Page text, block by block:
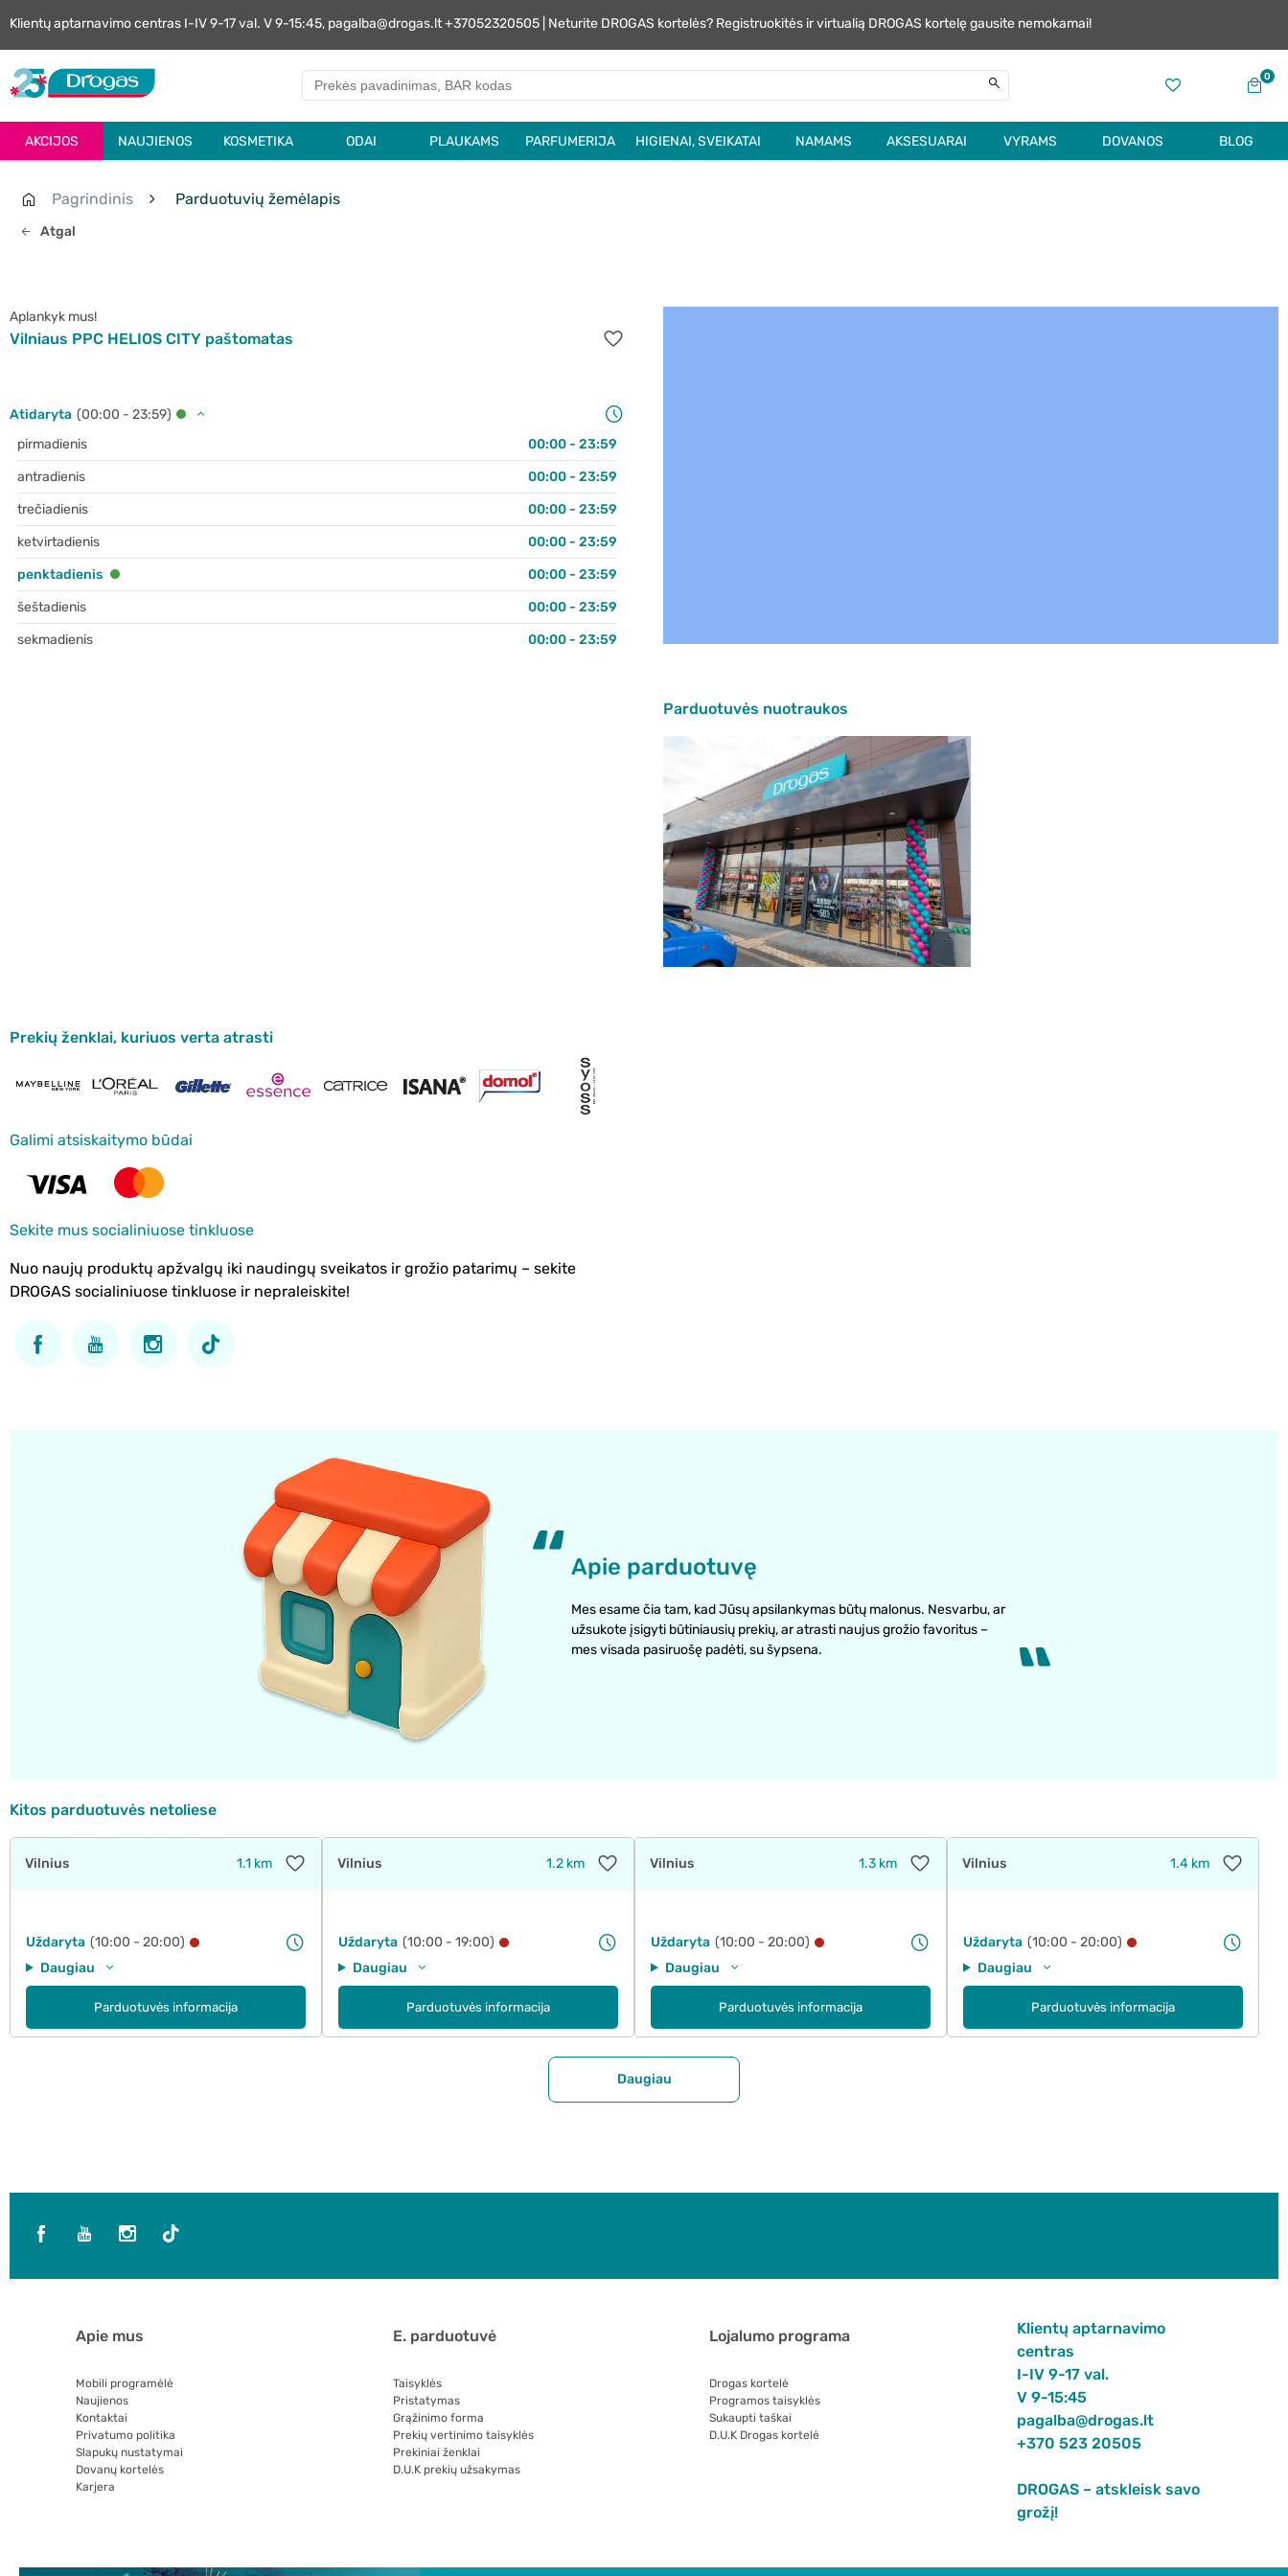
Klientų aptarnavimo centras I-IV 9-17 val. V 9-15:45, pagalba@drogas.lt +37052320505 | Neturite DROGAS kortelės? Registruokitės ir virtualią DROGAS kortelę gausite nemokamai!
0
AKCIJOS NAUJIENOS KOSMETIKA ODAI PLAUKAMS PARFUMERIJA HIGIENAI, SVEIKATAI NAMAMS AKSESUARAI VYRAMS DOVANOS BLOG
Atgal
Pagrindinis Parduotuvių žemėlapis
Aplankyk mus!
Vilniaus PPC HELIOS CITY paštomatas
Atidaryta (00:00 - 23:59)
pirmadienis
00:00 - 23:59
antradienis
00:00 - 23:59
trečiadienis
00:00 - 23:59
ketvirtadienis
00:00 - 23:59
penktadienis
00:00 - 23:59
šeštadienis
00:00 - 23:59
sekmadienis
00:00 - 23:59
Parduotuvės nuotraukos
Prekių ženklai, kuriuos verta atrasti
Galimi atsiskaitymo būdai
Sekite mus socialiniuose tinkluose
Nuo naujų produktų apžvalgų iki naudingų sveikatos ir grožio patarimų – sekite
DROGAS socialiniuose tinkluose ir nepraleiskite!
Apie parduotuvę
Mes esame čia tam, kad Jūsų apsilankymas būtų malonus. Nesvarbu, ar
užsukote įsigyti būtiniausių prekių, ar atrasti naujus grožio favoritus –
mes visada pasiruošę padėti, su šypsena.
Kitos parduotuvės netoliese
Vilnius 1.1 km
Uždaryta (10:00 - 20:00)
Daugiau
Parduotuvės informacija
Vilnius 1.2 km
Uždaryta (10:00 - 19:00)
Daugiau
Parduotuvės informacija
Vilnius 1.3 km
Uždaryta (10:00 - 20:00)
Daugiau
Parduotuvės informacija
Vilnius 1.4 km
Uždaryta (10:00 - 20:00)
Daugiau
Parduotuvės informacija
Daugiau
Apie mus
Mobili programėlė
Naujienos
Kontaktai
Privatumo politika
Slapukų nustatymai
Dovanų kortelės
Karjera
E. parduotuvė
Taisyklės
Pristatymas
Grąžinimo forma
Prekių vertinimo taisyklės
Prekiniai ženklai
D.U.K prekių užsakymas
Lojalumo programa
Drogas kortelė
Programos taisyklės
Sukaupti taškai
D.U.K Drogas kortelė
Klientų aptarnavimo
centras
I-IV 9-17 val.
V 9-15:45
pagalba@drogas.lt
+370 523 20505
DROGAS – atskleisk savo
grožį!